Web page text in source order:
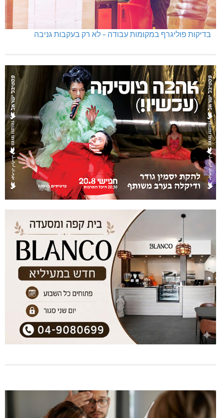
בדיקות פוליגרף במקומות עבודה – לא רק בעקבות גניבה